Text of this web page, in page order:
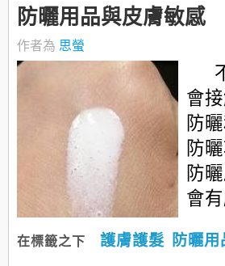
防曬用品與皮膚敏感
作者為 思螢
會
防
防
防
會
在標籤之下 護膚護髮
防曬用